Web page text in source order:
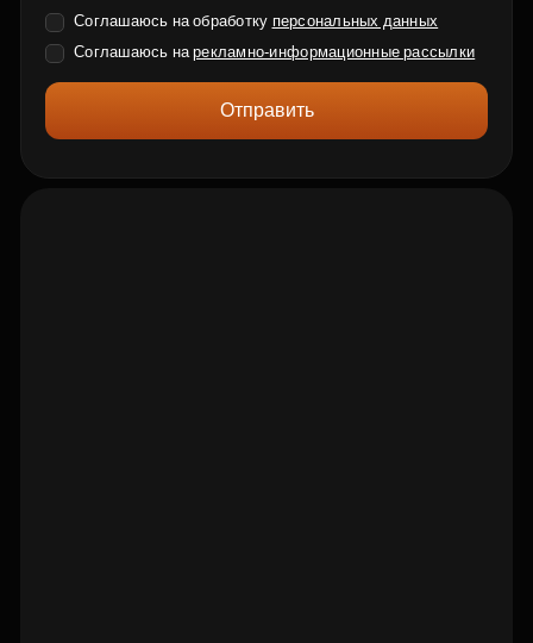
Соглашаюсь на обработку персональных данных
Соглашаюсь нарекламно-информационные рассылки
Отправить